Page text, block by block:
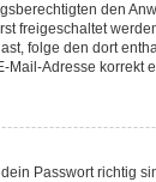
den
freigeschaltet
folge den dort
Adresse
Passwort richtig